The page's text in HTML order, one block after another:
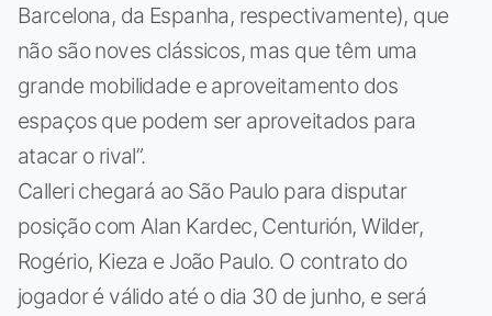
Barcelona, da Espanha, respectivamente), que
não são noves clássicos, mas que têm uma
grande mobilidade e aproveitamento dos
espaços que podem ser aproveitados para
atacar o rival”.
Calleri chegará ao São Paulo para disputar
posição com Alan Kardec, Centurión, Wilder,
Rogério, Kieza e João Paulo. O contrato do
jogador é válido até o dia 30 de junho, e será